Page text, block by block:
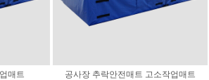
매트
공사장 추락안전매트 고소작업매트